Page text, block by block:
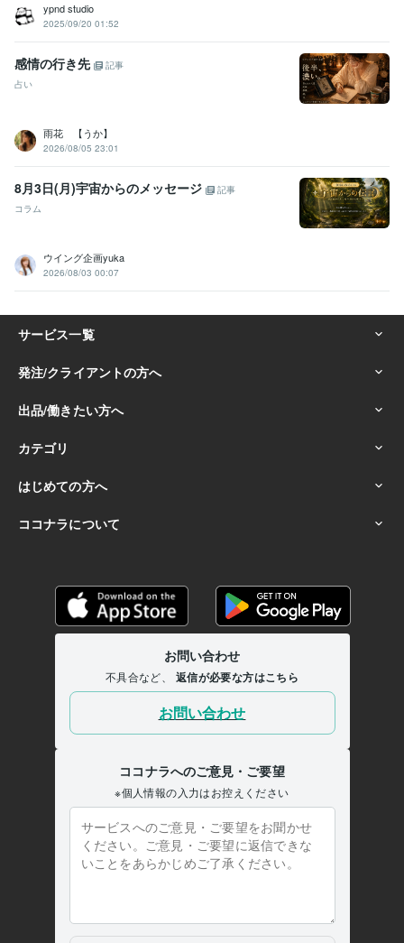
ypnd studio
2025/09/20 01:52
感情の行き先
記事
占い
雨花 【うか】
2026/08/05 23:01
8月3日(月)宇宙からのメッセージ
記事
コラム
ウイング企画yuka
2026/08/03 00:07